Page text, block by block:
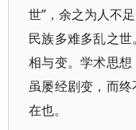
世”，余之为人不
民族多难多乱之
相与变。学术思想
虽屡经剧变，而
在也。